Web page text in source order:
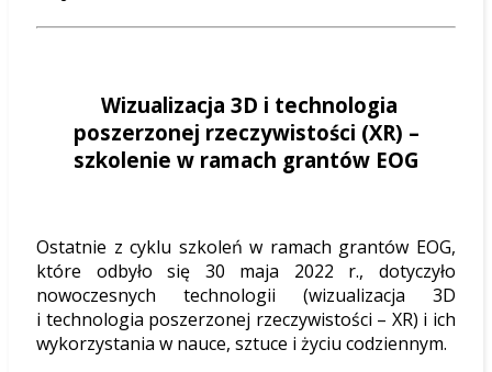
Wizualizacja 3D i technologia
poszerzonej rzeczywistości (XR) –
szkolenie w ramach grantów EOG
Ostatnie z cyklu szkoleń w ramach grantów EOG,
które odbyło się 30 maja 2022 r., dotyczyło
nowoczesnych technologii (wizualizacja 3D
i technologia poszerzonej rzeczywistości – XR) i ich
wykorzystania w nauce, sztuce i życiu codziennym.